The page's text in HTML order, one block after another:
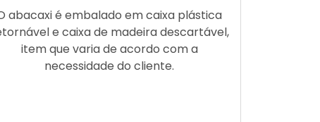
abacaxi é embalado em caixa plástica
e caixa de madeira descartável,
item que varia de acordo com a
necessidade do cliente.